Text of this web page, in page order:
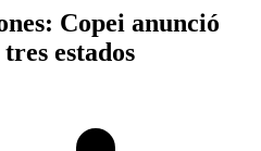
Copei anunció
estados